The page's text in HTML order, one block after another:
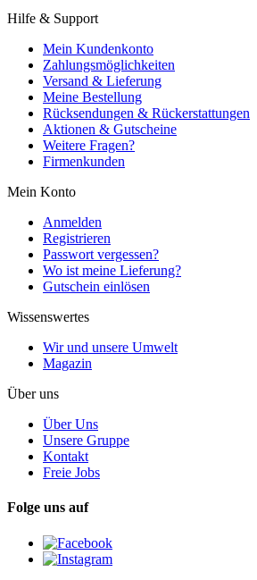
Hilfe & Support
Mein Kundenkonto
Zahlungsmöglichkeiten
Versand & Lieferung
Meine Bestellung
Rücksendungen & Rückerstattungen
Aktionen & Gutscheine
Weitere Fragen?
Firmenkunden
Mein Konto
Anmelden
Registrieren
Passwort vergessen?
Wo ist meine Lieferung?
Gutschein einlösen
Wissenswertes
Wir und unsere Umwelt
Magazin
Über uns
Über Uns
Unsere Gruppe
Kontakt
Freie Jobs
Folge uns auf